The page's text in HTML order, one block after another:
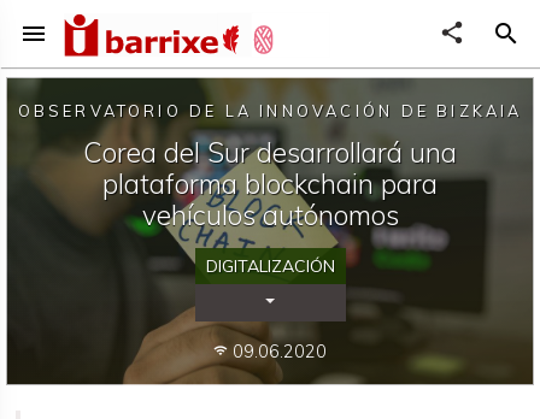
menu share search
OBSERVATORIO DE LA INNOVACIÓN DE BIZKAIA
Corea del Sur desarrollará una
plataforma blockchain para
vehículos autónomos
DIGITALIZACIÓN
Desplegar Categorías
wifi 09.06.2020